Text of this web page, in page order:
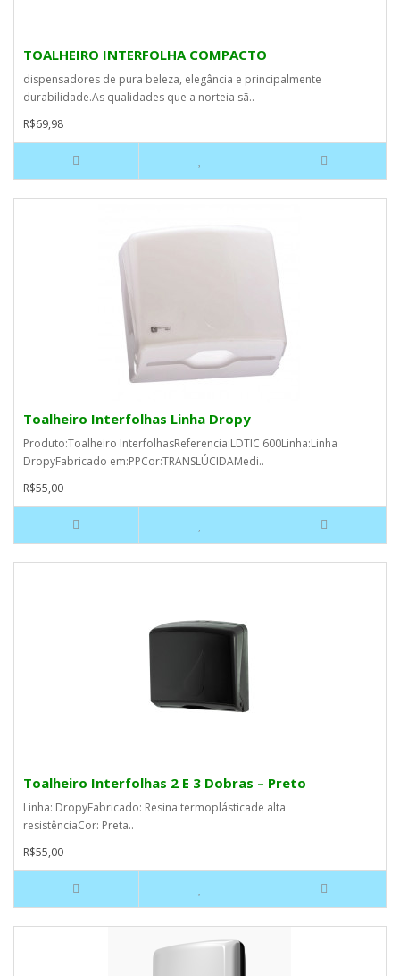
TOALHEIRO INTERFOLHA COMPACTO
dispensadores de pura beleza, elegância e principalmente
durabilidade.As qualidades que a norteia sã..
R$69,98
Toalheiro Interfolhas Linha Dropy
Produto:Toalheiro InterfolhasReferencia:LDTIC 600Linha:Linha
DropyFabricado em:PPCor:TRANSLÚCIDAMedi..
R$55,00
Toalheiro Interfolhas 2 E 3 Dobras – Preto
Linha: DropyFabricado: Resina termoplásticade alta
resistênciaCor: Preta..
R$55,00